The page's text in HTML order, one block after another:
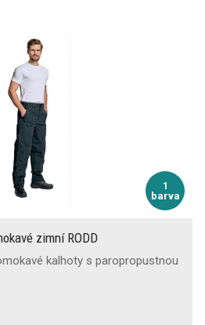
1
barva
zimní RODD
kalhoty s paropropustnou